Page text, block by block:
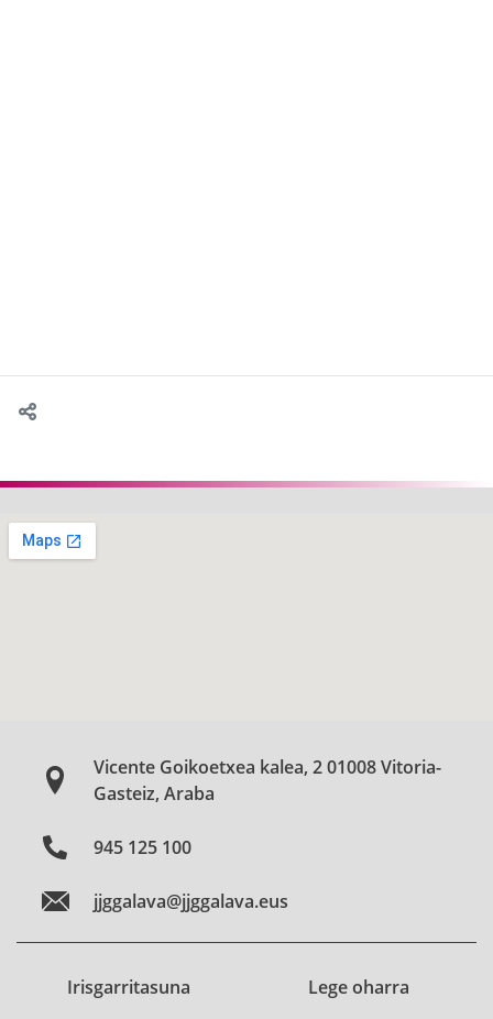
Vicente Goikoetxea kalea, 2 01008 Vitoria-
Gasteiz, Araba
945 125 100
jjggalava@jjggalava.eus
Irisgarritasuna Lege oharra